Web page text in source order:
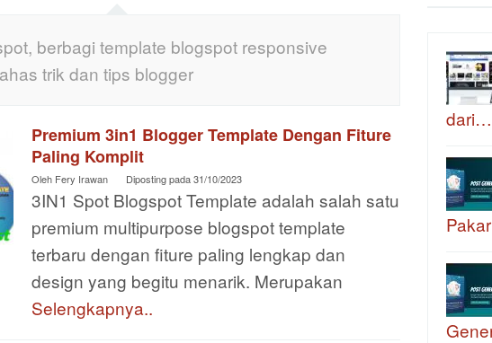
berbagi template blogspot responsive
trik dan tips blogger
Premium 3in1 Blogger Template Dengan Fiture
Paling Komplit
Oleh Fery Irawan Diposting pada31/10/2023
3IN1 Spot Blogspot Template adalah salah satu
premium multipurpose blogspot template
terbaru dengan fiture paling lengkap dan
design yang begitu menarik. Merupakan
Selengkapnya..
dari…